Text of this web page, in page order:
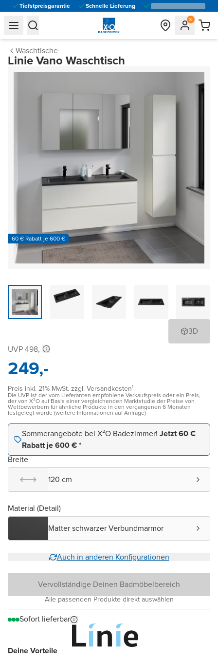
Tiefstpreisgarantie Schnelle Lieferung
general.navigation.toggle_menu.label
general.navigation.toggle_menu.label
Waschtische
Linie Vano Waschtisch
60 € Rabatt je 600 €
3D
Deine Vorteile
UVP 498,-
249,-
Preis inkl. 21% MwSt. zzgl. Versandkosten¹
Die UVP ist der vom Lieferanten empfohlene Verkaufspreis oder ein Preis,
der von X²O auf Basis einer vergleichenden Marktstudie der Preise von
Wettbewerbern für ähnliche Produkte in den vergangenen 6 Monaten
festgelegt wurde (weitere Informationen auf Anfrage)
Sommerangebote bei X²O Badezimmer! Jetzt 60 €
Rabatt je 600 € *
Breite
120 cm
Material (Detail)
Matter schwarzer Verbundmarmor
Auch in anderen Konfigurationen
Vervollständige Deinen Badmöbelbereich
Alle passenden Produkte direkt auswählen
Sofort lieferbar